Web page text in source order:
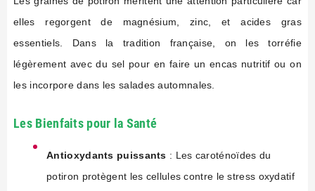
elles regorgent de magnésium, zinc, et acides gras
essentiels. Dans la tradition française, on les torréfie
légèrement avec du sel pour en faire un encas nutritif ou on
les incorpore dans les salades automnales.
Les Bienfaits pour la Santé
Antioxydants puissants : Les caroténoïdes du
potiron protègent les cellules contre le stress oxydatif